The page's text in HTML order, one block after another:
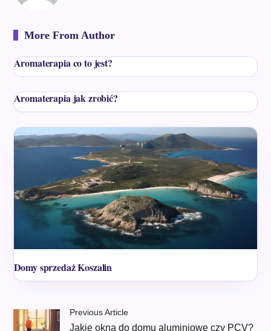
More From Author
Aromaterapia co to jest?
Aromaterapia jak zrobić?
Domy sprzedaż Koszalin
Previous Article
Jakie okna do domu aluminiowe czy PCV?